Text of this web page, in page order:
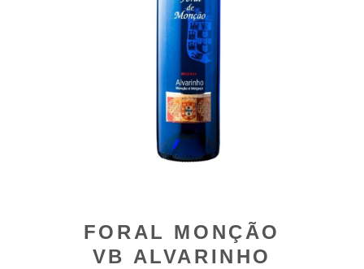
FORAL MONÇÃO
VB ALVARINHO